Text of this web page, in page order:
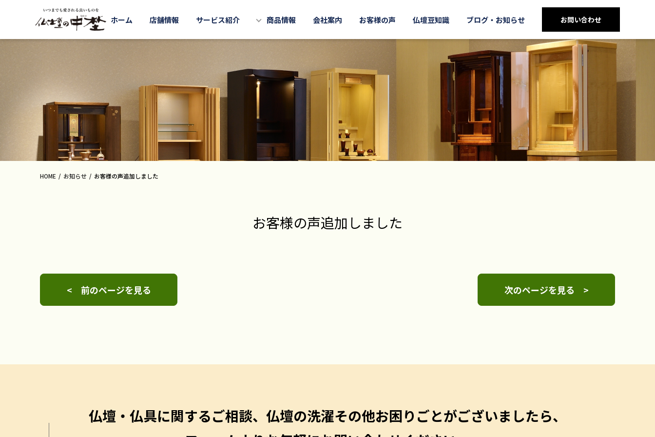
ホーム 店舗情報 サービス紹介 商品情報 会社案内 お客様の声 仏壇豆知識 ブログ・お知らせ お問い合わせ
HOME お知らせ お客様の声追加しました
お客様の声追加しました
< 前のページを見る 次のページを見る >
仏壇・仏具に関するご相談、仏壇の洗濯その他お困りごとがございましたら、